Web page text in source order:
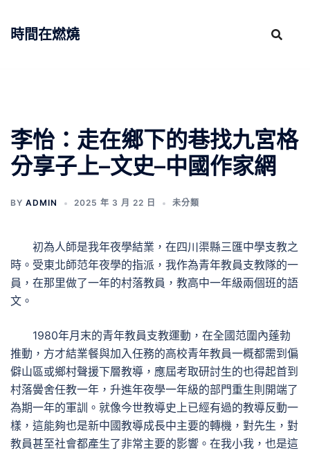
時間在燃燒
李怡：走在鄉下的巷找九宮格
分享子上–文史–中國作家網
BY ADMIN 2025 年 3 月 22 日 未分類
初為人師是我年夜學結業，在四川渠縣三匯中學支教之
時。受東北師范年夜學的指派，我作為青年教員支教隊的一
員，在那里做了一年的村落教員，教高中一年級兩個班的語
文。
1980年月末的青年教員支教運動，在全國范圍內蓬勃
推動，方才結業餐與加入任務的高校青年教員一概都需到偏
僻山區或鄉村聲援下層教導，應屆考取研討生的也得起首到
村落黌舍任教一年，升進年夜學一年級的部門重生則開端了
為期一年的軍訓。就像今世教導史上已經有過的教導反動一
樣，這能夠也是新中國教導成長中主要的轉機，對先生，對
教員甚至社會都產生了非常主要的影響。在我小我，也是這